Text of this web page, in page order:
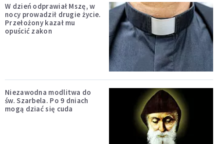
W dzień odprawiał Mszę, w
nocy prowadził drugie życie.
Przełożony kazał mu
opuścić zakon
Niezawodna modlitwa do
św. Szarbela. Po 9 dniach
mogą dziać się cuda